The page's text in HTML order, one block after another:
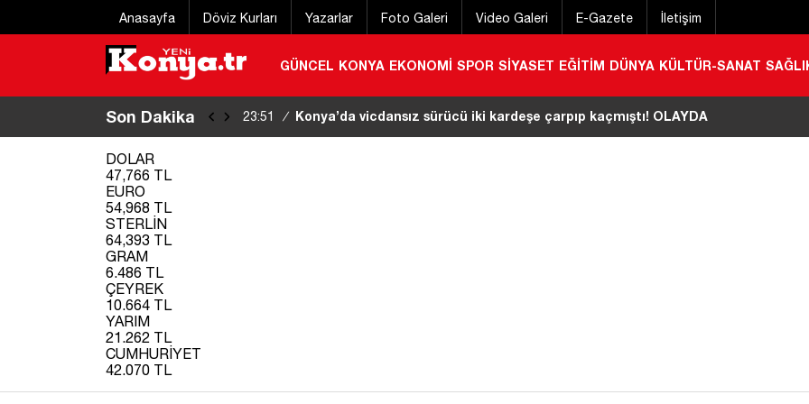
Anasayfa Döviz Kurları Yazarlar Foto Galeri Video Galeri E-Gazete İletişim
GÜNCEL KONYA EKONOMİ SPOR SİYASET EĞİTİM DÜNYA KÜLTÜR-SANAT
Son Dakika 23:51 / Konya’da vicdansız sürücü iki kardeşe çarpıp kaçmıştı! OLAYDA
DOLAR
47,766 TL
EURO
54,968 TL
STERLİN
64,393 TL
GRAM
6.486 TL
ÇEYREK
10.664 TL
YARIM
21.262 TL
CUMHURİYET
42.070 TL